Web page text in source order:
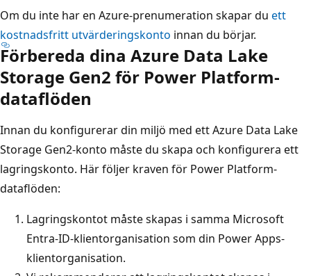
Om du inte har en Azure-prenumeration skapar du ett
kostnadsfritt utvärderingskonto innan du börjar.
Förbereda dina Azure Data Lake
Storage Gen2 för Power Platform-
dataflöden
Innan du konfigurerar din miljö med ett Azure Data Lake
Storage Gen2-konto måste du skapa och konfigurera ett
lagringskonto. Här följer kraven för Power Platform-
dataflöden:
Lagringskontot måste skapas i samma Microsoft
Entra-ID-klientorganisation som din Power Apps-
klientorganisation.